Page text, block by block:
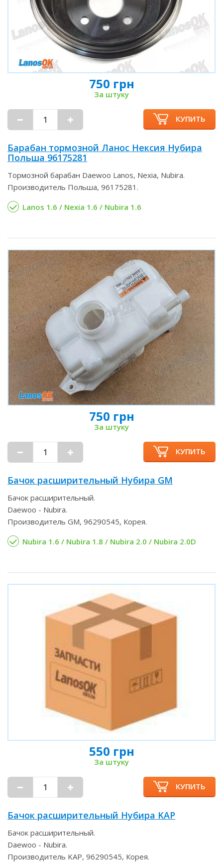
750 грн
За штуку
КУПИТЬ
Барабан тормозной Ланос Нексия Нубира
Польша 96175281
Тормозной барабан Daewoo Lanos, Nexia, Nubira.
Производитель Польша, 96175281.
Lanos 1.6 / Nexia 1.6 / Nubira 1.6
750 грн
За штуку
КУПИТЬ
Бачок расширительный Нубира GM
Бачок расширительный.
Daewoo - Nubira.
Производитель GM, 96290545, Корея.
Nubira 1.6 / Nubira 1.8 / Nubira 2.0 / Nubira 2.0D
550 грн
За штуку
КУПИТЬ
Бачок расширительный Нубира KAP
Бачок расширительный.
Daewoo - Nubira.
Производитель KAP, 96290545, Корея.